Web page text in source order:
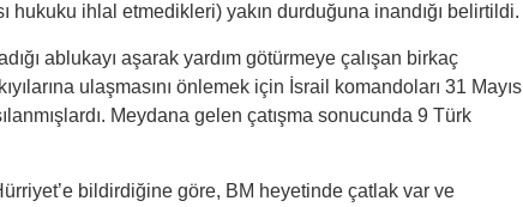
hukuku ihlal etmedikleri) yakın durduğuna inandığı belirtildi.
ablukayı aşarak yardım götürmeye çalışan birkaç
ulaşmasını önlemek için İsrail komandoları 31 Mayıs
Meydana gelen çatışma sonucunda 9 Türk
bildirdiğine göre, BM heyetinde çatlak var ve